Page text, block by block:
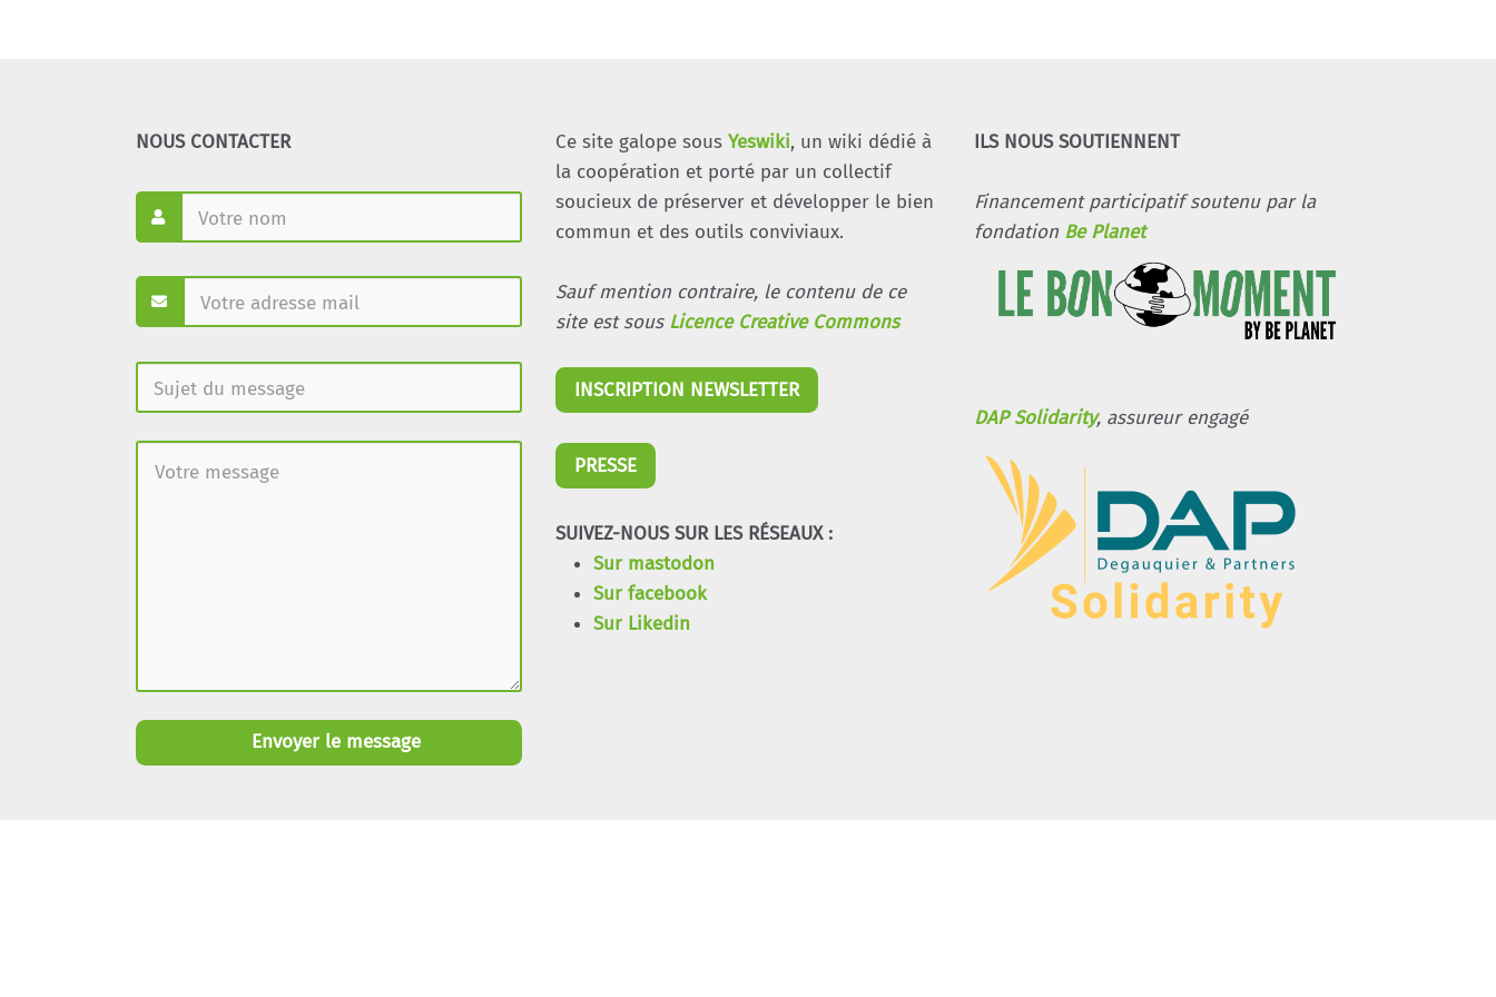
NOUS CONTACTER
Envoyer le message
Ce site galope sous Yeswiki, un wiki dédié à
la coopération et porté par un collectif
soucieux de préserver et développer le bien
commun et des outils conviviaux.
Sauf mention contraire, le contenu de ce
site est sous Licence Creative Commons
INSCRIPTION NEWSLETTER
PRESSE
SUIVEZ-NOUS SUR LES RÉSEAUX :
Sur mastodon
Sur facebook
Sur Likedin
ILS NOUS SOUTIENNENT
Financement participatif soutenu par la
fondation Be Planet
DAP Solidarity, assureur engagé